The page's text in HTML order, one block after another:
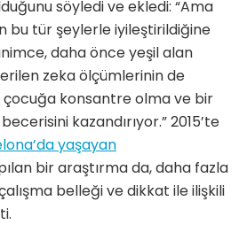
söyledi ve ekledi: “Ama
bu tür şeylerle iyileştirildiğine
daha önce yeşil alan
zeka ölçümlerinin de
konsantre olma ve bir
kazandırıyor.” 2015’te
yaşayan
bir araştırma da, daha fazla
belleği ve dikkat ile ilişkili